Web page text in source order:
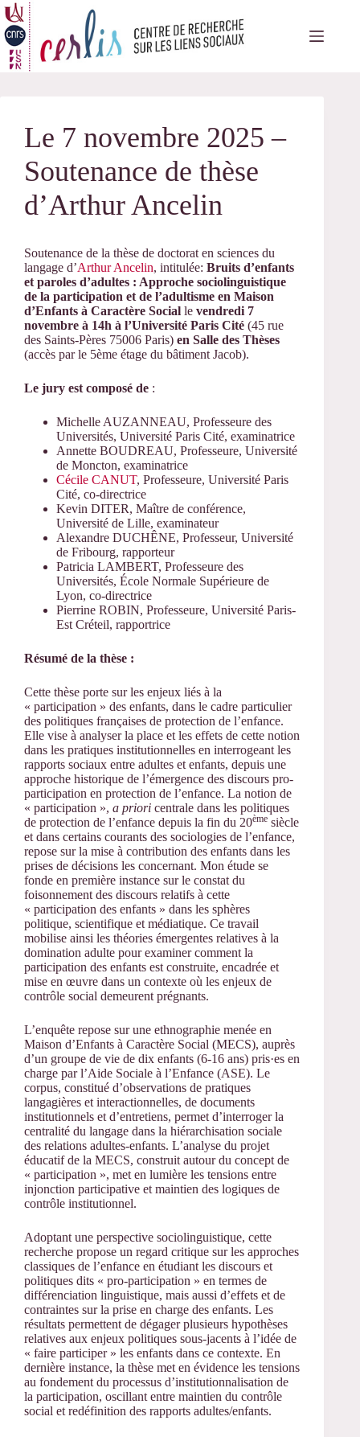
Passer
au
contenu
Le 7 novembre 2025 –
Soutenance de thèse
d’Arthur Ancelin
Soutenance de la thèse de doctorat en sciences du
langage d’Arthur Ancelin, intitulée: Bruits d’enfants
et paroles d’adultes : Approche sociolinguistique
de la participation et de l’adultisme en Maison
d’Enfants à Caractère Social le vendredi 7
novembre à 14h à l’Université Paris Cité (45 rue
des Saints-Pères 75006 Paris) en Salle des Thèses
(accès par le 5ème étage du bâtiment Jacob).
Le jury est composé de :
Michelle AUZANNEAU, Professeure des
Universités, Université Paris Cité, examinatrice
Annette BOUDREAU, Professeure, Université
de Moncton, examinatrice
Cécile CANUT, Professeure, Université Paris
Cité, co-directrice
Kevin DITER, Maître de conférence,
Université de Lille, examinateur
Alexandre DUCHÊNE, Professeur, Université
de Fribourg, rapporteur
Patricia LAMBERT, Professeure des
Universités, École Normale Supérieure de
Lyon, co-directrice
Pierrine ROBIN, Professeure, Université Paris-
Est Créteil, rapportrice
Résumé de la thèse :
Cette thèse porte sur les enjeux liés à la
« participation » des enfants, dans le cadre particulier
des politiques françaises de protection de l’enfance.
Elle vise à analyser la place et les effets de cette notion
dans les pratiques institutionnelles en interrogeant les
rapports sociaux entre adultes et enfants, depuis une
approche historique de l’émergence des discours pro-
participation en protection de l’enfance. La notion de
« participation », a priori centrale dans les politiques
de protection de l’enfance depuis la fin du 20ème siècle
et dans certains courants des sociologies de l’enfance,
repose sur la mise à contribution des enfants dans les
prises de décisions les concernant. Mon étude se
fonde en première instance sur le constat du
foisonnement des discours relatifs à cette
« participation des enfants » dans les sphères
politique, scientifique et médiatique. Ce travail
mobilise ainsi les théories émergentes relatives à la
domination adulte pour examiner comment la
participation des enfants est construite, encadrée et
mise en œuvre dans un contexte où les enjeux de
contrôle social demeurent prégnants.
L’enquête repose sur une ethnographie menée en
Maison d’Enfants à Caractère Social (MECS), auprès
d’un groupe de vie de dix enfants (6-16 ans) pris·es en
charge par l’Aide Sociale à l’Enfance (ASE). Le
corpus, constitué d’observations de pratiques
langagières et interactionnelles, de documents
institutionnels et d’entretiens, permet d’interroger la
centralité du langage dans la hiérarchisation sociale
des relations adultes-enfants. L’analyse du projet
éducatif de la MECS, construit autour du concept de
« participation », met en lumière les tensions entre
injonction participative et maintien des logiques de
contrôle institutionnel.
Adoptant une perspective sociolinguistique, cette
recherche propose un regard critique sur les approches
classiques de l’enfance en étudiant les discours et
politiques dits « pro-participation » en termes de
différenciation linguistique, mais aussi d’effets et de
contraintes sur la prise en charge des enfants. Les
résultats permettent de dégager plusieurs hypothèses
relatives aux enjeux politiques sous-jacents à l’idée de
« faire participer » les enfants dans ce contexte. En
dernière instance, la thèse met en évidence les tensions
au fondement du processus d’institutionnalisation de
la participation, oscillant entre maintien du contrôle
social et redéfinition des rapports adultes/enfants.